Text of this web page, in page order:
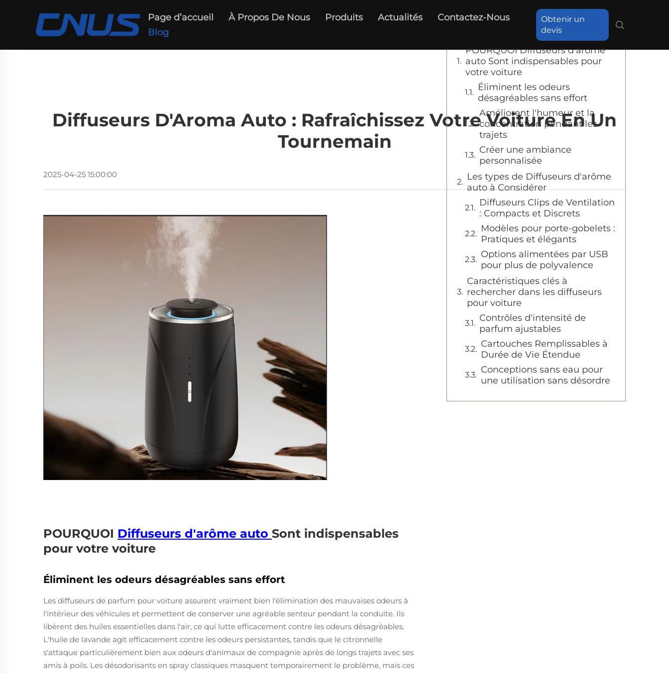
Page d’accueil À Propos De Nous Produits Actualités
Contactez-Nous
Blog
Obtenir un
devis
Diffuseurs D'Aroma Auto : Rafraîchissez Votre Voiture En Un
Tournemain
2025-04-25 15:00:00
POURQUOI Diffuseurs d'arôme auto Sont indispensables
pour votre voiture
Éliminent les odeurs désagréables sans effort
Les diffuseurs de parfum pour voiture assurent vraiment bien l'élimination des mauvaises odeurs à
l'intérieur des véhicules et permettent de conserver une agréable senteur pendant la conduite. Ils
libèrent des huiles essentielles dans l'air, ce qui lutte efficacement contre les odeurs désagréables.
L'huile de lavande agit efficacement contre les odeurs persistantes, tandis que le citronnelle
s'attaque particulièrement bien aux odeurs d'animaux de compagnie après de longs trajets avec ses
amis à poils. Les désodorisants en spray classiques masquent temporairement le problème, mais ces
Table des matières
POURQUOI Diffuseurs d'arôme
auto Sont indispensables pour
votre voiture
Éliminent les odeurs
désagréables sans effort
Améliorent l'humeur et la
concentration pendant les
trajets
Créer une ambiance
personnalisée
Les types de Diffuseurs d'arôme
auto à Considérer
Diffuseurs Clips de Ventilation
: Compacts et Discrets
Modèles pour porte-gobelets :
Pratiques et élégants
Options alimentées par USB
pour plus de polyvalence
Caractéristiques clés à
rechercher dans les diffuseurs
pour voiture
Contrôles d'intensité de
parfum ajustables
Cartouches Remplissables à
Durée de Vie Étendue
Conceptions sans eau pour
une utilisation sans désordre